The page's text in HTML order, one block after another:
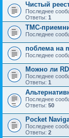
Чистый
Последнее
Ответы: 1
TMC-
Последнее
поблема на
Последнее
Можно ли
Последнее
Ответы: 1
Последнее
Ответы: 50
Pocket
Последнее
Ответы: 2